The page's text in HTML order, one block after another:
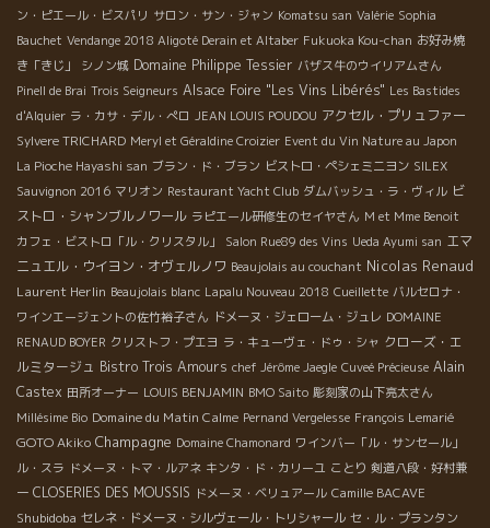
ン・ピエール・ビスパリ サロン・サン・ジャン Komatsu san Valérie Sophia
Bauchet Vendange 2018 Aligoté Derain et Altaber Fukuoka Kou-chan お好み焼
き「きじ」
シノン城 Domaine Philippe Tessier バザス牛のウイリアムさん
Pinell de Brai Trois Seigneurs Alsace Foire "Les Vins Libérés" Les Bastides
d'Alquier ラ・カサ・デル・ぺロ JEAN LOUIS POUDOU アクセル・プリュファー
Sylvere TRICHARD Meryl et Géraldine Croizier Event du Vin Nature au Japon
La Pioche Hayashi san ブラン・ド・ブラン ビストロ・ペシェミニヨン SILEX
Sauvignon 2016 マリオン Restaurant Yacht Club ダムバッシュ・ラ・ヴィル ビ
ストロ・シャンブルノワール ラピエール研修生のセイヤさん M et Mme Benoit
カフェ・ビストロ「ル・クリスタル」
Salon Rue89 des Vins Ueda Ayumi san エマ
ニュエル・ウイヨン・オヴェルノワ Beaujolais au couchant Nicolas Renaud
Laurent Herlin Beaujolais blanc Lapalu Nouveau 2018 Cueillette バルセロナ・
ワインエージェントの佐竹裕子さん ドメーヌ・ジェローム・ジュレ DOMAINE
RENAUD BOYER クリストフ・プエヨ ラ・キューヴェ・ドゥ・シャ クローズ・エ
ルミタージュ Bistro Trois Amours chef Jérôme Jaegle Cuveé Précieuse Alain
Castex 田所オーナー LOUIS BENJAMIN BMO Saito 彫刻家の山下亮太さん
Millésime Bio Domaine du Matin Calme Pernand Vergelesse François Lemarié
GOTO Akiko Champagne Domaine Chamonard ワインバー「ル・サンセール」
ル・スラ ドメーヌ・トマ・ルアネ キンタ・ド・カリーユ ことり 剣道八段・好村兼
一 CLOSERIES DES MOUSSIS ドメーヌ・ベリュアール Camille BACAVE
Shubidoba セレネ・ドメーヌ・シルヴェール・トリシャール セ・ル・プランタン